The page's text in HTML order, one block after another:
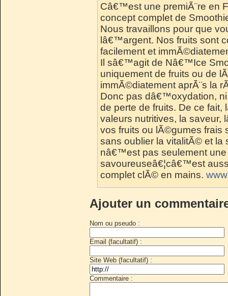
Câ€™est une premiÃ¨re en
concept complet de
Nous travaillons pour que
lâ€™argent. Nos fruits sont
facilement et
Il sâ€™agit de Nâ€™Ice
uniquement de fruits ou de
immÃ©diatement aprÃ¨s la
Donc pas dâ€™oxydation,
de perte de fruits. De ce
valeurs nutritives, la
vos fruits ou lÃ©gumes
sans oublier la vitalitÃ© et
nâ€™est pas seulement
savoureuseâ€¦câ€™est
complet clÃ© en mains.
Ajouter un
Nom ou pseudo :
Email (facultatif) :
Site Web (facultatif) :
Commentaire :